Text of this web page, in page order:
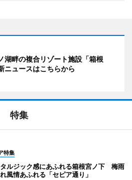
湖畔の複合リゾート施設「箱根
ニュースはこちらから
特集
特集
タルジック感にあふれる箱根宮ノ下 梅雨
風情あふれる「セピア通り」